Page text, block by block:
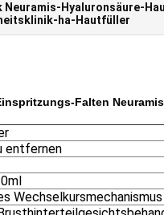
Neuramis-Hyaluronsäure-
ha-Hautfüller
Falten
entfernen
Wechselkursmechanismus